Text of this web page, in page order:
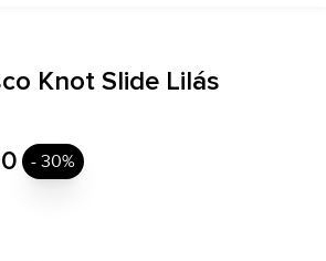
Knot Slide Lilás
- 30%